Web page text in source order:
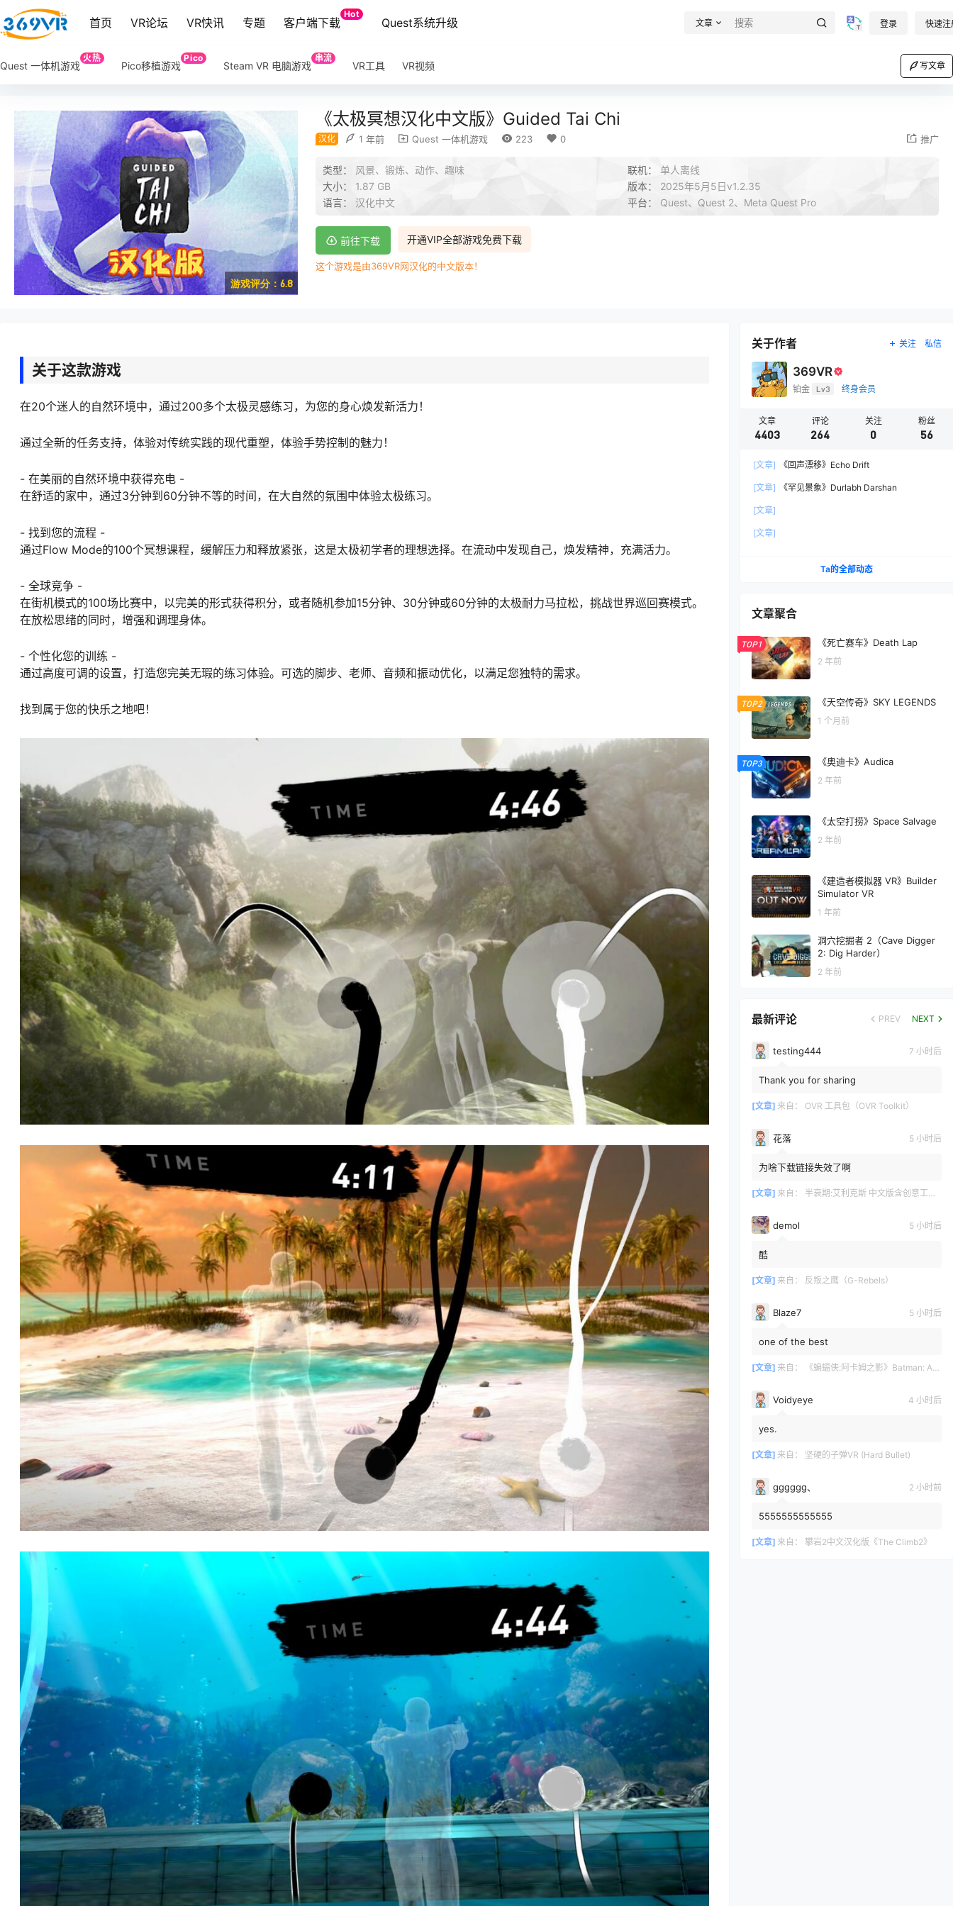
首页 VR论坛 VR快讯 专题 客户端下载
Hot
Quest系统升级 文章 登录 快速注
Quest 一体机游戏
火热
Pico移植游戏
Pico
Steam VR 电脑游戏
串流
VR工具 VR视频 写文章
游戏评分：6.8
《太极冥想汉化中文版》Guided Tai Chi
汉化 1 年前 Quest 一体机游戏 223 0 推广
类型： 风景、锻炼、动作、趣味 联机： 单人离线
大小： 1.87 GB 版本： 2025年5月5日v1.2.35
语言： 汉化中文 平台： Quest、Quest 2、Meta Quest Pro
开通VIP全部游戏免费下载
前往下载
这个游戏是由369VR网汉化的中文版本！
关于这款游戏
在20个迷人的自然环境中，通过200多个太极灵感练习，为您的身心焕发新活力！
通过全新的任务支持，体验对传统实践的现代重塑，体验手势控制的魅力！
- 在美丽的自然环境中获得充电 -
在舒适的家中，通过3分钟到60分钟不等的时间，在大自然的氛围中体验太极练习。
- 找到您的流程 -
通过Flow Mode的100个冥想课程，缓解压力和释放紧张，这是太极初学者的理想选择。在流动中发现自己，焕发精神，充满活力。
- 全球竞争 -
在街机模式的100场比赛中，以完美的形式获得积分，或者随机参加15分钟、30分钟或60分钟的太极耐力马拉松，挑战世界巡回赛模式。
在放松思绪的同时，增强和调理身体。
- 个性化您的训练 -
通过高度可调的设置，打造您完美无瑕的练习体验。可选的脚步、老师、音频和振动优化，以满足您独特的需求。
找到属于您的快乐之地吧！
关于作者 关注 私信
369VR
铂金 Lv3 终身会员
文章
4403
评论
264
关注
0
粉丝
56
[文章] 《回声漂移》Echo Drift
[文章] 《罕见景象》Durlabh Darshan
[文章]
[文章]
Ta的全部动态
文章聚合
TOP1 《死亡赛车》Death Lap
2 年前
TOP2 《天空传奇》SKY LEGENDS
1 个月前
TOP3 《奥迪卡》Audica
2 年前
《太空打捞》Space Salvage
2 年前
《建造者模拟器 VR》Builder
Simulator VR
1 年前
洞穴挖掘者 2（Cave Digger
2: Dig Harder）
2 年前
最新评论 PREV NEXT
testing444 7 小时后
Thank you for sharing
[文章] 来自： OVR 工具包（OVR Toolkit）
花落 5 小时后
为啥下载链接失效了啊
[文章] 来自： 半衰期:艾利克斯 中文版含创意工坊地图（Half-Life: Alyx）
demol 5 小时后
酷
[文章] 来自： 反叛之鹰（G-Rebels）
Blaze7 5 小时后
one of the best
[文章] 来自： 《蝙蝠侠:阿卡姆之影》Batman: Arkham Shadow
Voidyeye 4 小时后
yes.
[文章] 来自： 坚硬的子弹VR (Hard Bullet)
gggggg、 2 小时前
5555555555555
[文章] 来自： 攀岩2中文汉化版《The Climb2》